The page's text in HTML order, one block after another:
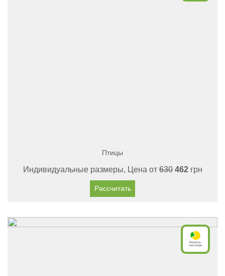
Птицы
Индивидуальные размеры, Цена от630 462грн
Рассчитать